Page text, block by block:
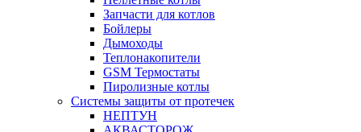
Запчасти для котлов
Бойлеры
Дымоходы
Теплонакопители
GSM Термостаты
Пиролизные котлы
Системы защиты от протечек
НЕПТУН